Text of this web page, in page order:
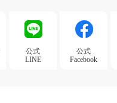
公式
LINE
公式
Facebook